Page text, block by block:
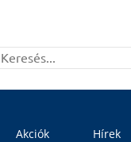
Akciók Hírek